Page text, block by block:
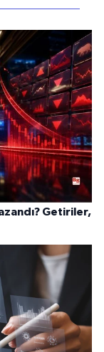
Getiriler,